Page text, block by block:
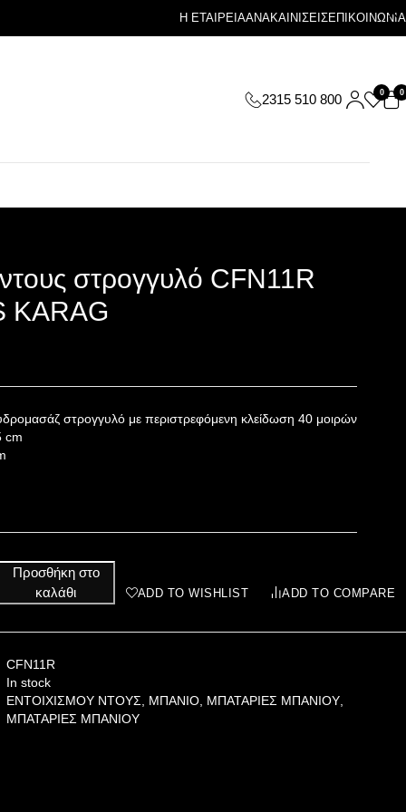
Η ΕΤΑΙΡΕΙΑΑΝΑΚΑΙΝΙΣΕΙΣΕΠΙΚΟΙΝΩΝΙΑ
2315 510 800 0 0
στρογγυλό CFN11R
KARAG
στρογγυλό με περιστρεφόμενη κλείδωση 40 μοιρών
cm
Προσθήκη στο
καλάθι
ADD TO WISHLIST ADD TO COMPARE
CFN11R
In stock
ΕΝΤΟΙΧΙΣΜΟΥ ΝΤΟΥΣ
ΜΠΑΝΙΟ, ΜΠΑΤΑΡΙΕΣ ΜΠΑΝΙΟΥ,
ΜΠΑΤΑΡΙΕΣ ΜΠΑΝΙΟΥ